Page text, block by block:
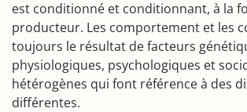
est conditionné et conditionnant, à la
producteur. Les comportement et les
toujours le résultat de facteurs
physiologiques, psychologiques et
hétérogènes qui font référence à des
différentes.